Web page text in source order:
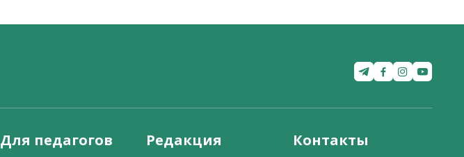
Для педагогов Редакция Контакты